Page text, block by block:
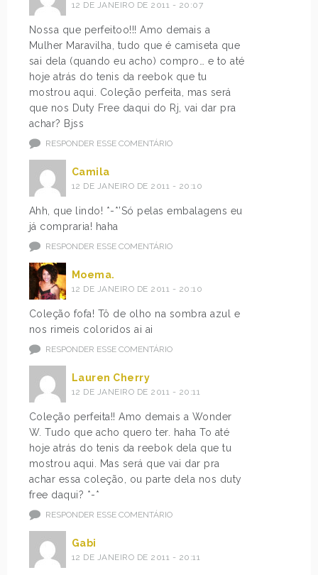
12 DE JANEIRO DE 2011 - 20:07
Nossa que perfeitoo!!! Amo demais a
Mulher Maravilha, tudo que é camiseta que
sai dela (quando eu acho) compro… e to até
hoje atrás do tenis da reebok que tu
mostrou aqui. Coleção perfeita, mas será
que nos Duty Free daqui do Rj, vai dar pra
achar? Bjss
RESPONDER ESSE COMENTÁRIO
Camila
12 DE JANEIRO DE 2011 - 20:10
Ahh, que lindo! *-*’Só pelas embalagens eu
já compraria! haha
RESPONDER ESSE COMENTÁRIO
Moema.
12 DE JANEIRO DE 2011 - 20:10
Coleção fofa! Tô de olho na sombra azul e
nos rimeis coloridos ai ai
RESPONDER ESSE COMENTÁRIO
Lauren Cherry
12 DE JANEIRO DE 2011 - 20:11
Coleção perfeita!! Amo demais a Wonder
W. Tudo que acho quero ter. haha To até
hoje atrás do tenis da reebok dela que tu
mostrou aqui. Mas será que vai dar pra
achar essa coleção, ou parte dela nos duty
free daqui? *-*
RESPONDER ESSE COMENTÁRIO
Gabi
12 DE JANEIRO DE 2011 - 20:11